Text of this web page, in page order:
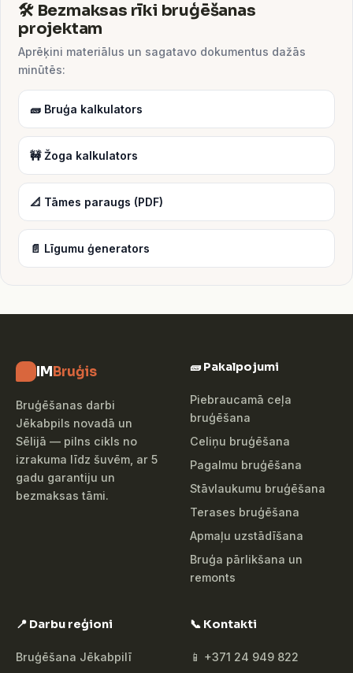
🛠️ Bezmaksas rīki bruģēšanas
projektam
Aprēķini materiālus un sagatavo dokumentus dažās
minūtēs:
🧱 Bruģa kalkulators
🚧 Žoga kalkulators
📐 Tāmes paraugs (PDF)
📄 Līgumu ģenerators
IMBruģis
Bruģēšanas darbi
Jēkabpils novadā un
Sēlijā — pilns cikls no
izrakuma līdz šuvēm, ar 5
gadu garantiju un
bezmaksas tāmi.
🧱 Pakalpojumi
Piebraucamā ceļa
bruģēšana
Celiņu bruģēšana
Pagalmu bruģēšana
Stāvlaukumu bruģēšana
Terases bruģēšana
Apmaļu uzstādīšana
Bruģa pārlikšana un
remonts
📍 Darbu reģioni
Bruģēšana Jēkabpilī
📞 Kontakti
📱 +371 24 949 822